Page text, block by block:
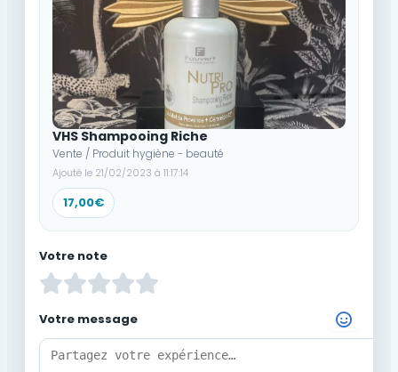
VHS Shampooing Riche
Vente / Produit hygiène - beauté
Ajouté le 21/02/2023 à 11:17:14
17,00€
Votre note
Votre message
Choisir un Emoji